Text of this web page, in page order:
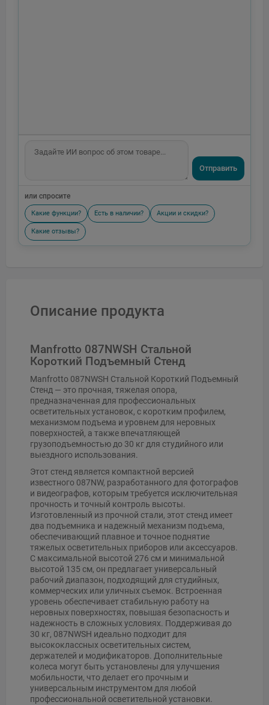
Отправить
или спросите
Какие функции? Есть в наличии? Акции и скидки?
Какие отзывы?
Описание продукта
Manfrotto 087NWSH Стальной
Короткий Подъемный Стенд
Manfrotto 087NWSH Стальной Короткий Подъемный
Стенд — это прочная, тяжелая опора,
предназначенная для профессиональных
осветительных установок, с коротким профилем,
механизмом подъема и уровнем для неровных
поверхностей, а также впечатляющей
грузоподъемностью до 30 кг для студийного или
выездного использования.
Этот стенд является компактной версией
известного 087NW, разработанного для фотографов
и видеографов, которым требуется исключительная
прочность и точный контроль высоты.
Изготовленный из прочной стали, этот стенд имеет
два подъемника и надежный механизм подъема,
обеспечивающий плавное и точное поднятие
тяжелых осветительных приборов или аксессуаров.
С максимальной высотой 276 см и минимальной
высотой 135 см, он предлагает универсальный
рабочий диапазон, подходящий для студийных,
коммерческих или уличных съемок. Встроенная
уровень обеспечивает стабильную работу на
неровных поверхностях, повышая безопасность и
надежность в сложных условиях. Поддерживая до
30 кг, 087NWSH идеально подходит для
высококлассных осветительных систем,
держателей и модификаторов. Дополнительные
колеса могут быть установлены для улучшения
мобильности, что делает его прочным и
универсальным инструментом для любой
профессиональной осветительной установки.